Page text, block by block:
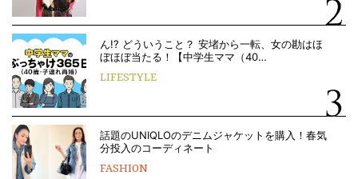
ん!? どういうこと？ 安堵から一転、女の勘はほ
ぼほぼ当たる！【中学生ママ（40…
LIFESTYLE
話題のUNIQLOのデニムジャケットを購入！春気
分投入のコーディネート
FASHION